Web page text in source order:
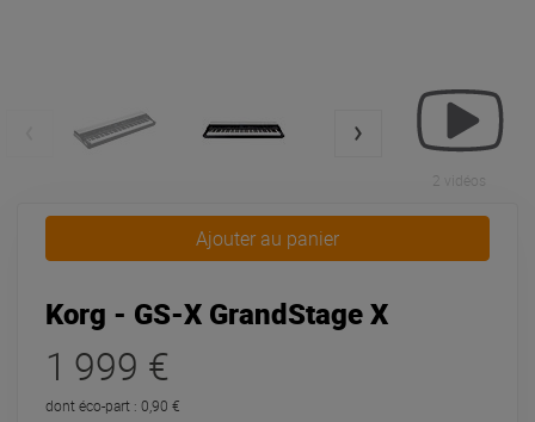
2 vidéos
Ajouter au panier
Korg - GS-X GrandStage X
1 999 €
dont éco-part : 0,90 €